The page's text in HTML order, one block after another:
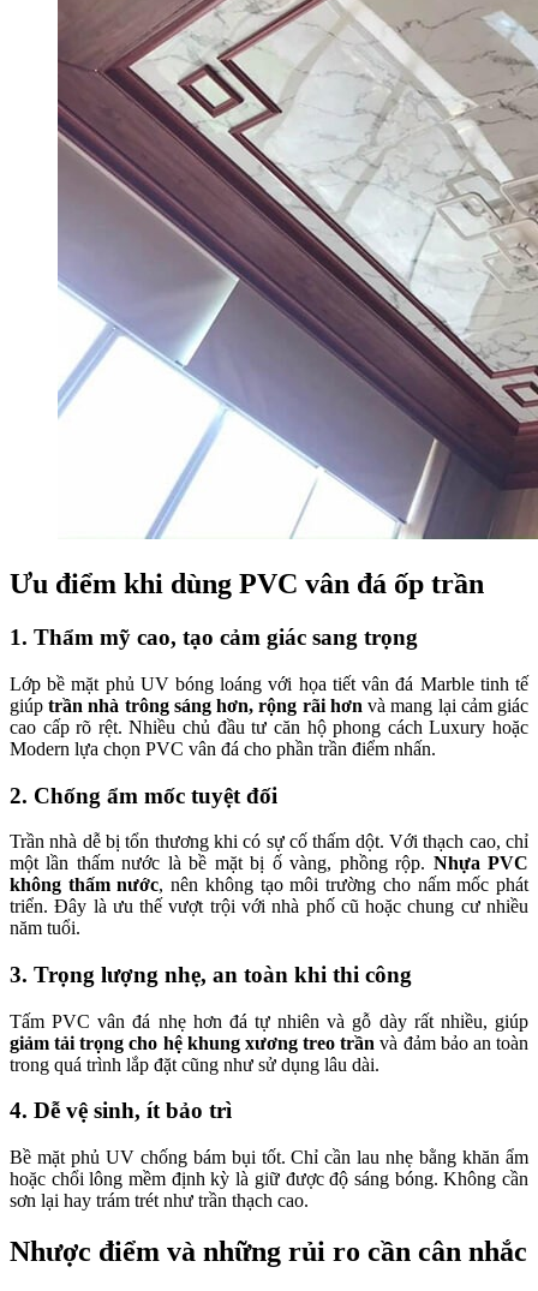
Ưu điểm khi dùng PVC vân đá ốp trần
1. Thẩm mỹ cao, tạo cảm giác sang trọng
Lớp bề mặt phủ UV bóng loáng với họa tiết vân đá Marble tinh tế
giúptrần nhà trông sáng hơn, rộng rãi hơn và mang lại cảm giác
cao cấp rõ rệt. Nhiều chủ đầu tư căn hộ phong cách Luxury hoặc
Modern lựa chọn PVC vân đá cho phần trần điểm nhấn.
2. Chống ẩm mốc tuyệt đối
Trần nhà dễ bị tổn thương khi có sự cố thấm dột. Với thạch cao, chỉ
một lần thấm nước là bề mặt bị ố vàng, phồng rộp. Nhựa PVC
không thấm nước, nên không tạo môi trường cho nấm mốc phát
triển. Đây là ưu thế vượt trội với nhà phố cũ hoặc chung cư nhiều
năm tuổi.
3. Trọng lượng nhẹ, an toàn khi thi công
Tấm PVC vân đá nhẹ hơn đá tự nhiên và gỗ dày rất nhiều, giúp
giảm tải trọng cho hệ khung xương treo trần và đảm bảo an toàn
trong quá trình lắp đặt cũng như sử dụng lâu dài.
4. Dễ vệ sinh, ít bảo trì
Bề mặt phủ UV chống bám bụi tốt. Chỉ cần lau nhẹ bằng khăn ẩm
hoặc chổi lông mềm định kỳ là giữ được độ sáng bóng. Không cần
sơn lại hay trám trét như trần thạch cao.
Nhược điểm và những rủi ro cần cân nhắc